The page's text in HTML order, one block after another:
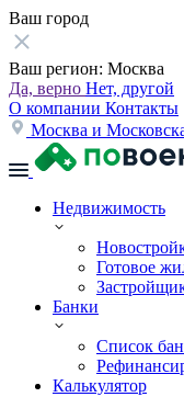
Ваш город
Ваш регион: Москва
Да, верно Нет, другой
О компании Контакты
Москва и
Недвижимость
Готовое
Банки
Список
Калькулятор